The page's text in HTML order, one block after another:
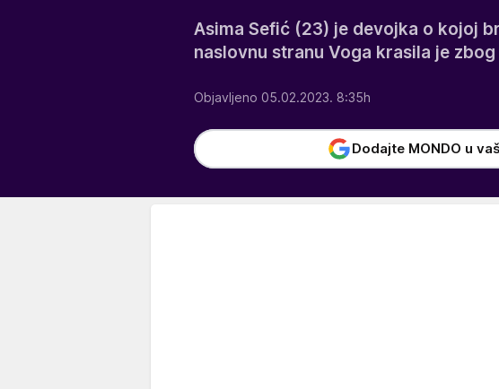
Asima Sefić (23) je devojka o kojoj
naslovnu stranu Voga krasila je
Objavljeno 05.02.2023. 8:35h
Dodajte MONDO u